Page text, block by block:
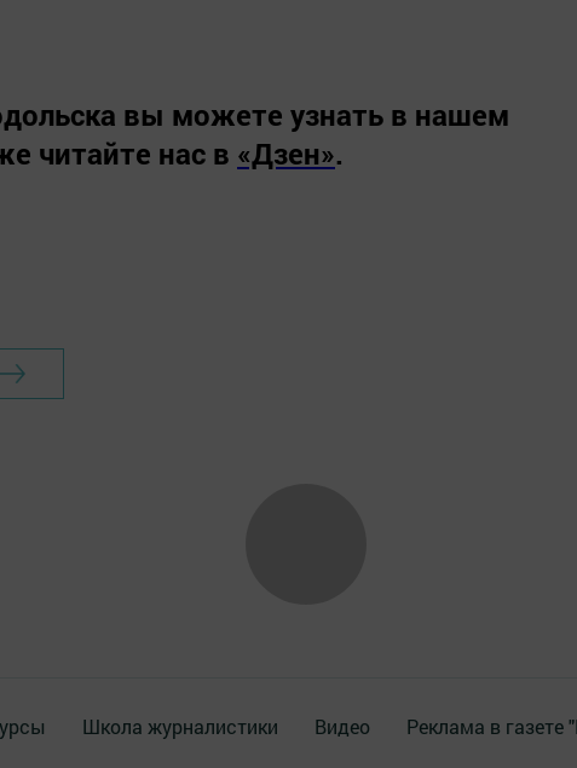
вы можете узнать в нашем
читайте нас в «Дзен».
Школа журналистики Видео Реклама в